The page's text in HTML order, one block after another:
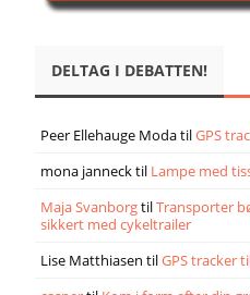
DELTAG I DEBATTEN!
Peer Ellehauge ModatilGPS
mona jannecktil Lampe med
Maja SvanborgtilTransporter
sikkert med cykeltrailer
Lise Matthiasen tilGPS tracker